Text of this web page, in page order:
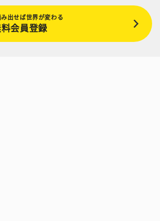
出せば世界が変わる
会員登録